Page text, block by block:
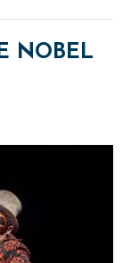
NOBEL